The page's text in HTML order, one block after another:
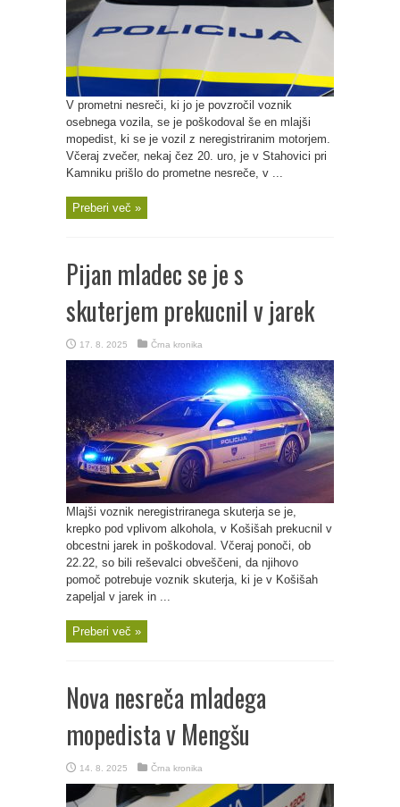
V prometni nesreči, ki jo je povzročil voznik
osebnega vozila, se je poškodoval še en mlajši
mopedist, ki se je vozil z neregistriranim motorjem.
Včeraj zvečer, nekaj čez 20. uro, je v Stahovici pri
Kamniku prišlo do prometne nesreče, v ...
Preberi več »
Pijan mladec se je s
skuterjem prekucnil v jarek
17. 8. 2025 Črna kronika
Mlajši voznik neregistriranega skuterja se je,
krepko pod vplivom alkohola, v Košišah prekucnil v
obcestni jarek in poškodoval. Včeraj ponoči, ob
22.22, so bili reševalci obveščeni, da njihovo
pomoč potrebuje voznik skuterja, ki je v Košišah
zapeljal v jarek in ...
Preberi več »
Nova nesreča mladega
mopedista v Mengšu
14. 8. 2025 Črna kronika